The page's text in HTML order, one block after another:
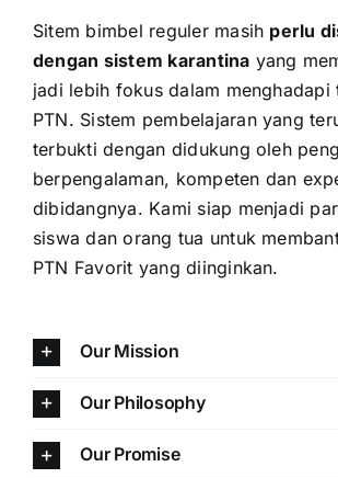
Sitem bimbel reguler masih perlu
dengan sistem karantina yang
jadi lebih fokus dalam menghadapi
PTN. Sistem pembelajaran yang
terbukti dengan didukung oleh
berpengalaman, kompeten dan
dibidangnya. Kami siap menjadi
siswa dan orang tua untuk
PTN Favorit yang diinginkan.
Our Mission
Our Philosophy
Our Promise